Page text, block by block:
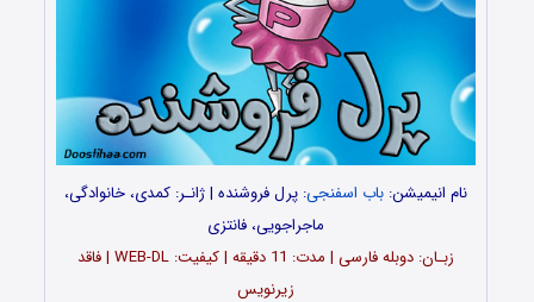
نام انیمیشن: باب اسفنجی: پرل فروشنده | ژانـر: کمدی، خانوادگی،
ماجراجویی، فانتزی
زبـان: دوبله فارسی | مدت: 11 دقیقه | کیفیت: WEB-DL | فاقد
زیرنویس